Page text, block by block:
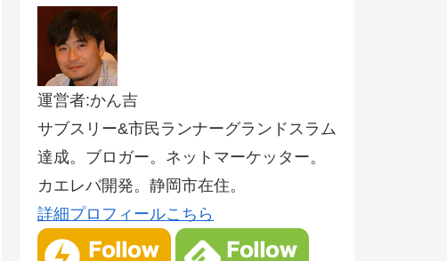
運営者:かん吉
サブスリー&市民ランナーグランドスラム
達成。ブロガー。ネットマーケッター。
カエレバ開発。静岡市在住。
詳細プロフィールこちら